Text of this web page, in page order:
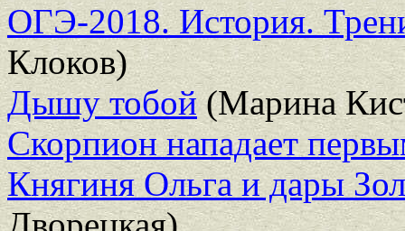
ОГЭ-2018. История.
Клоков)
Дышу тобой(Марина
Скорпион нападает
Княгиня Ольга и дары